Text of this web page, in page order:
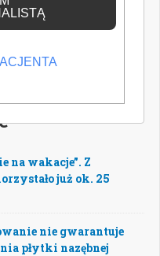
na wakacje”. Z
już ok. 25
nie gwarantuje
płytki nazębnej